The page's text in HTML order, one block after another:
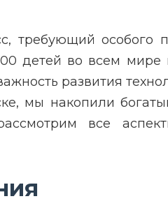
требующий
детей во всем
развития
мы накопили
все